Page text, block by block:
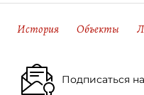
История Объекты
Подписаться